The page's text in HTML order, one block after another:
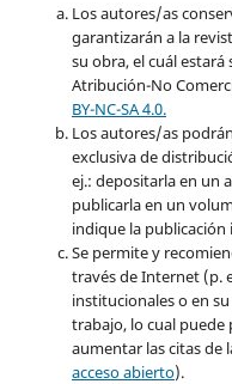
Los autores/as
garantizarán a la
su obra, el cuál
Atribución-No
BY-NC-SA 4.0.
Los autores/as
exclusiva de
ej.: depositarla en un
publicarla en un
indique la publicación
Se permite y
través de Internet (p.
institucionales o en
trabajo, lo cual
aumentar las citas de
acceso abierto).